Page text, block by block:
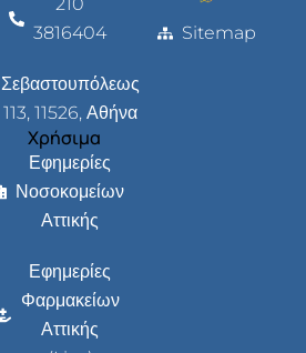
3816404
Σεβαστουπόλεως
113, 11526, Αθήνα
Χρήσιμα
Εφημερίες
Νοσοκομείων
Αττικής
Εφημερίες
Φαρμακείων
Αττικής
Sitemap